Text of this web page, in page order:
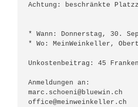
Achtung: beschränkte
* Wann: Donnerstag, 30.
* Wo: MeinWeinkeller,
Unkostenbeitrag: 45 Franken
Anmeldungen an:
marc.schoeni@bluewin.ch
office@meinweinkeller.ch